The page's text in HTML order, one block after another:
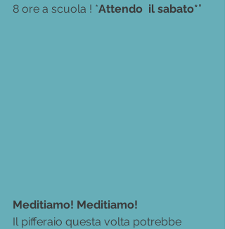
8 ore a scuola ! *Attendo il sabato*”
Meditiamo! Meditiamo!
Il pifferaio questa volta potrebbe